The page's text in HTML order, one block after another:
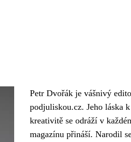
Petr Dvořák je vášnivý
podjuliskou.cz. Jeho láska
kreativitě se odráží v
magazínu přináší. Narodil